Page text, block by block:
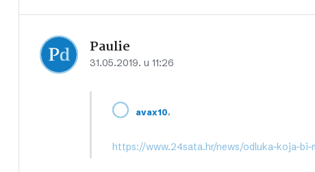
Paulie
31.05.2019. u 11:26
avax10,
https://www.24sata.hr/news/odluka-koja-